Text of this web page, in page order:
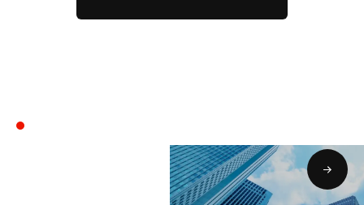
COMPANY